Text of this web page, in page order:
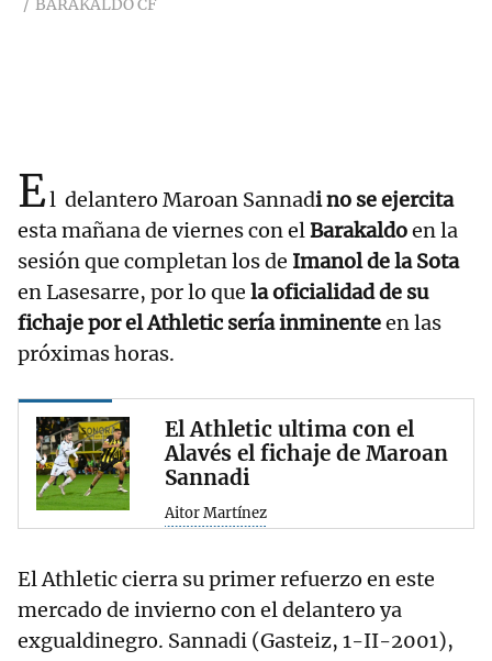
BARAKALDO CF
El delantero Maroan Sannadi no se ejercita
esta mañana de viernes con elBarakaldoen la
sesión que completan los de Imanol de la Sota
en Lasesarre, por lo que la oficialidad de su
fichaje por el Athletic sería inminenteen las
próximas horas.
El Athletic ultima con el
Alavés el fichaje de Maroan
Sannadi
Aitor Martínez
El Athletic cierra su primer refuerzo en este
mercado de invierno con el delantero ya
exgualdinegro. Sannadi (Gasteiz, 1-II-2001),